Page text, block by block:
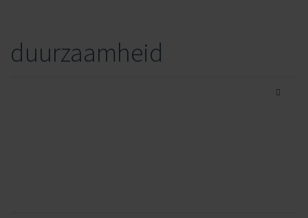
duurzaamheid